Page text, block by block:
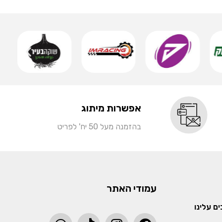
אפשרות מיתוג
בהזמנה מעל 50 יח' לפריט
עלינו
עמודי האתר